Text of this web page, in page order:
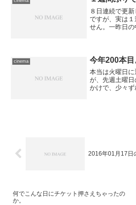
８日連続で更
ですが、実は
せん。一昨日の
況がこの数日、
cinema 今年200本目
本当は火曜日
が、先週土曜
かけで、少々
2016年01月17日
何でこんな日にチケット押さえちゃったの
か。